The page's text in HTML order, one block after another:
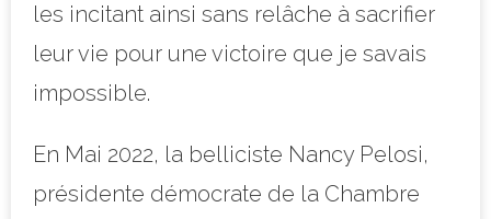
les incitant ainsi sans relâche à sacrifier
leur vie pour une victoire que je savais
impossible.
En Mai 2022, la belliciste Nancy Pelosi,
présidente démocrate de la Chambre